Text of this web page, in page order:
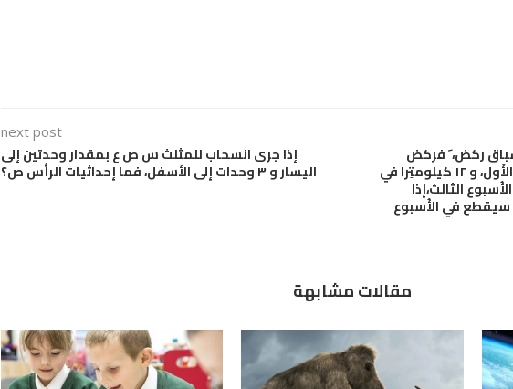
ركض، َ فركض
مسافة ١٠ كيلومترات في الأُسبوع الأَول، و ١٢ كيلومتِرا في
مترا في الأُسبوع الثالث،إذا
سيقطع في الأُسبوع
next post
إذا جرى انسحاب للمثلث س ص ع بمقدار وحدتين إلى
اليسار و ٣ وحدات إلى الأسفل، فما إحداثيات الرأس ص؟
مقالات مشابهة